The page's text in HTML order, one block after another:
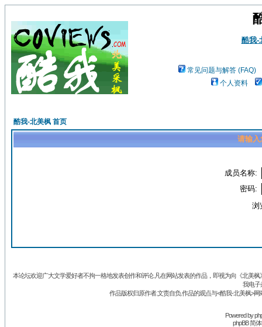
酷我-
常见问题与解答 (FAQ)
个人资料
酷我-北美枫 首页
请输入
成员名称:
密码:
浏
本论坛欢迎广大文学爱好者不拘一格地发表创作和评论.凡在网站发表的作品，即视为向《北美
我电子
作品版权归原作者.文责自负.作品的观点与<酷我-北美枫>
Powered by
phpBB 简